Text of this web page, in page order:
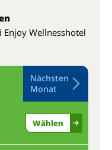
Enjoy Wellnesshotel
Nächsten
Monat
Wählen